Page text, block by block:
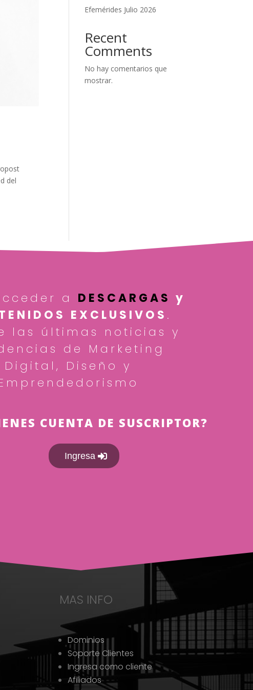
del
Efemérides Julio 2026
Recent
Comments
No hay comentarios que
mostrar.
a DESCARGAS y
EXCLUSIVOS .
las últimas noticias y
de Marketing
Digital, Diseño y
CUENTA DE SUSCRIPTOR?
Ingresa
MAS INFO
Dominios
Soporte Clientes
Ingresa como cliente
Afiliados